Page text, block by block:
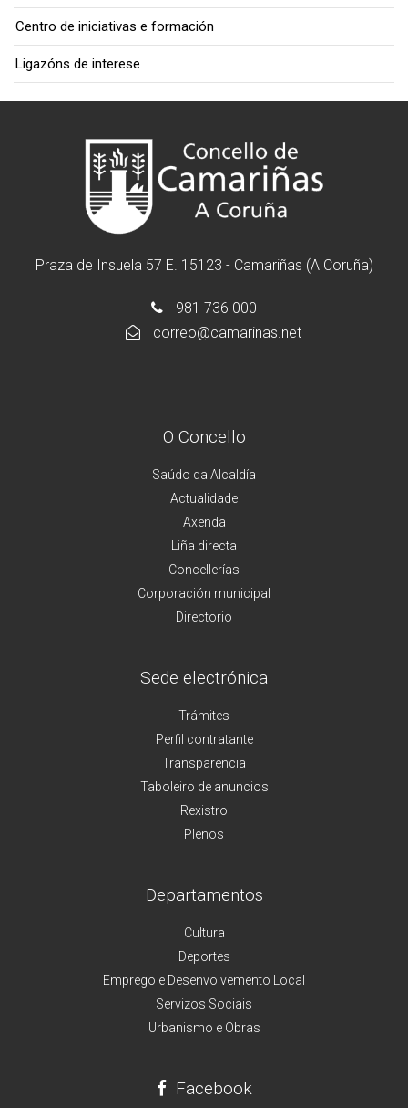
Centro de iniciativas e formación
Ligazóns de interese
Praza de Insuela 57 E. 15123 - Camariñas (A Coruña)
981 736 000
correo@camarinas.net
O Concello
Saúdo da Alcaldía
Actualidade
Axenda
Liña directa
Concellerías
Corporación municipal
Directorio
Sede electrónica
Trámites
Perfil contratante
Transparencia
Taboleiro de anuncios
Rexistro
Plenos
Departamentos
Cultura
Deportes
Emprego e Desenvolvemento Local
Servizos Sociais
Urbanismo e Obras
Facebook